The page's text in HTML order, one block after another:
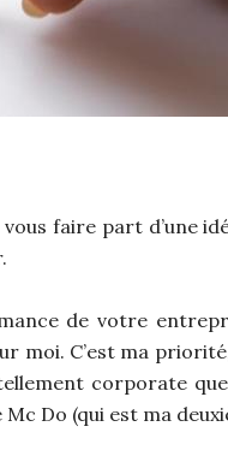
faire part d’une
de votre
moi. C’est ma
corporate
Do (qui est ma